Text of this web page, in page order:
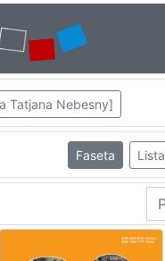
Tatjana Nebesny]
Faseta Lista